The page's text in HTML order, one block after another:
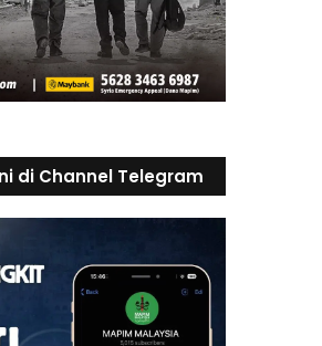
di Channel Telegram